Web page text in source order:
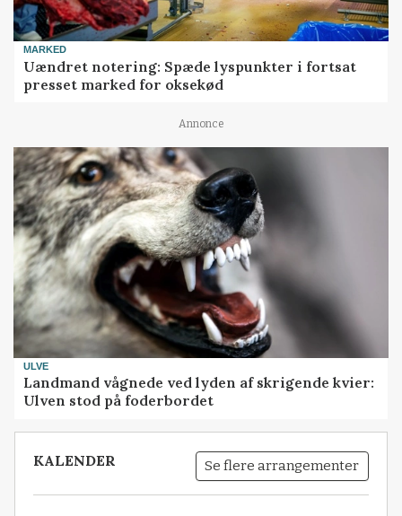
MARKED
Uændret notering: Spæde lyspunkter i fortsat
presset marked for oksekød
Annonce
ULVE
Landmand vågnede ved lyden af skrigende kvier:
Ulven stod på foderbordet
KALENDER Se flere arrangementer